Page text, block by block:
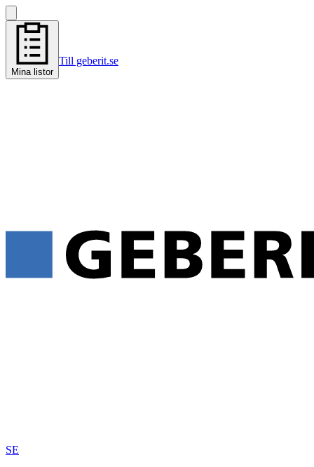
Mina listor
Till geberit.se
SE